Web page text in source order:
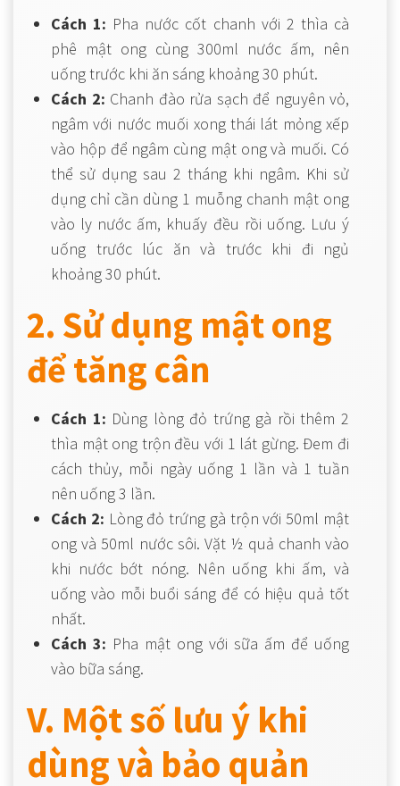
Cách 1: Pha nước cốt chanh với 2 thìa cà
phê mật ong cùng 300ml nước ấm, nên
uống trước khi ăn sáng khoảng 30 phút.
Cách 2: Chanh đào rửa sạch để nguyên vỏ,
ngâm với nước muối xong thái lát mỏng xếp
vào hộp để ngâm cùng mật ong và muối. Có
thể sử dụng sau 2 tháng khi ngâm. Khi sử
dụng chỉ cần dùng 1 muỗng chanh mật ong
vào ly nước ấm, khuấy đều rồi uống. Lưu ý
uống trước lúc ăn và trước khi đi ngủ
khoảng 30 phút.
2. Sử dụng mật ong
để tăng cân
Cách 1: Dùng lòng đỏ trứng gà rồi thêm 2
thìa mật ong trộn đều với 1 lát gừng. Đem đi
cách thủy, mỗi ngày uống 1 lần và 1 tuần
nên uống 3 lần.
Cách 2: Lòng đỏ trứng gà trộn với 50ml mật
ong và 50ml nước sôi. Vặt ½ quả chanh vào
khi nước bớt nóng. Nên uống khi ấm, và
uống vào mỗi buổi sáng để có hiệu quả tốt
nhất.
Cách 3: Pha mật ong với sữa ấm để uống
vào bữa sáng.
V. Một số lưu ý khi
dùng và bảo quản